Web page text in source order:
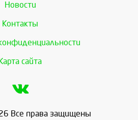
Новости
Контакты
Карта сайта
Все права защищены